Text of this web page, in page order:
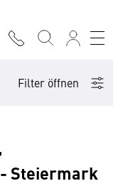
Filter öffnen
Steiermark